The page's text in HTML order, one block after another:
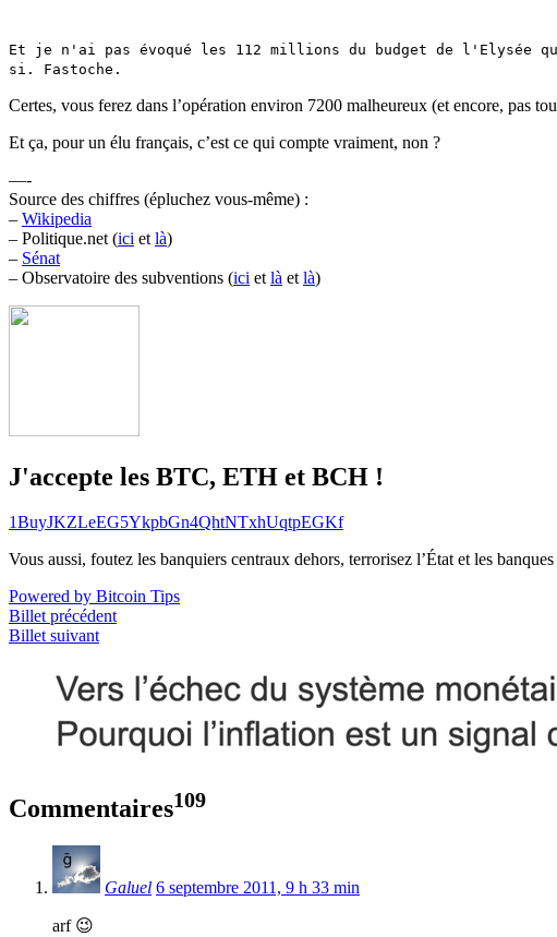
Et je n'ai pas évoqué les 112 millions du budget de l'Elysée
si. Fastoche.
Certes, vous ferez dans l’opération environ 7200 malheureux (et encore, pas
Et ça, pour un élu français, c’est ce qui compte vraiment, non ?
—-
Source des chiffres (épluchez vous-même) :
– Wikipedia
– Politique.net (ici et là)
– Sénat
– Observatoire des subventions (ici et là et là)
J'accepte les BTC, ETH et BCH !
1BuyJKZLeEG5YkpbGn4QhtNTxhUqtpEGKf
Vous aussi, foutez les banquiers centraux dehors, terrorisez l’État et les
Powered by Bitcoin Tips
Billet précédent
Billet suivant
Commentaires109
Galuel 6 septembre 2011, 9 h 33 min
arf 😉